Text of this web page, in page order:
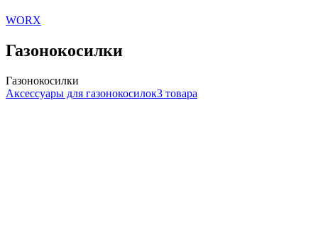
WORX
Газонокосилки
Газонокосилки
Аксессуары для газонокосилок3 товара